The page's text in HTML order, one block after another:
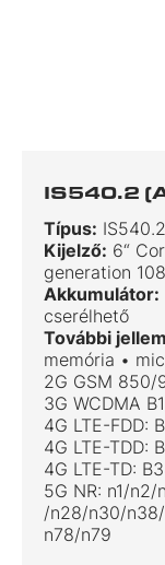
IS540.2
Típus:
Kijelző: 6“
generation
Akkumulátor:
cserélhető
További
memória •
2G GSM 850/
3G WCDMA
4G LTE-FDD:
4G LTE-TDD:
4G LTE-TD:
5G NR: n1/
/n28/n30/
n78/n79